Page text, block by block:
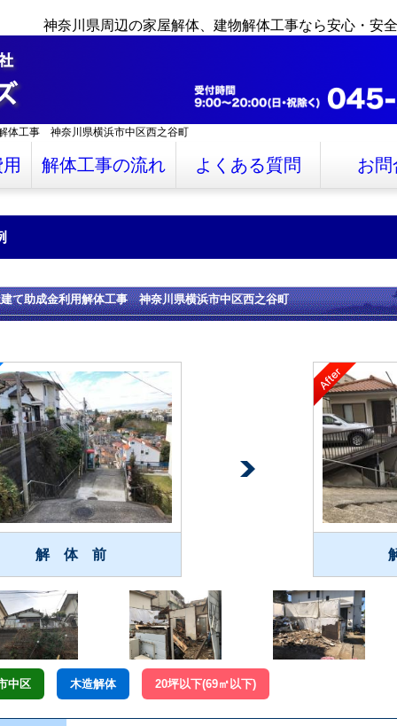
神奈川県周辺の家屋解体、建物解体工事なら安心・安
体工事 神奈川県横浜市中区西之谷町
解体工事の流れ よくある質問 お問
て助成金利用解体工事 神奈川県横浜市中区西之谷町
解 体 前
中区 木造解体 20坪以下(69㎡以下)